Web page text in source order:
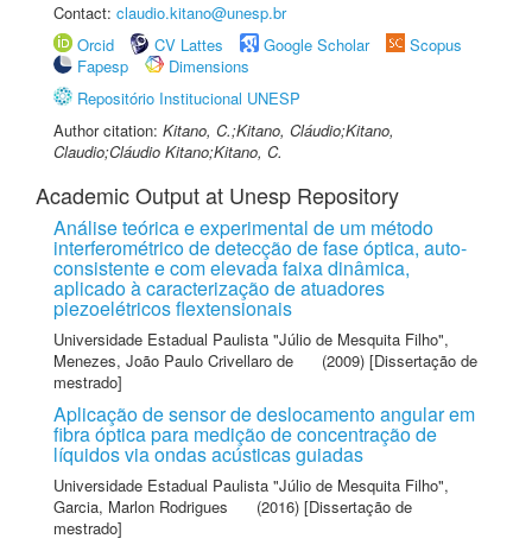
Contact: claudio.kitano@unesp.br
Orcid
CV Lattes Google Scholar
Scopus
Fapesp
Dimensions
Repositório Institucional UNESP
Author citation: Kitano, C.;Kitano, Cláudio;Kitano,
Claudio;Cláudio Kitano;Kitano, C.
Academic Output at Unesp Repository
Análise teórica e experimental de um método
interferométrico de detecção de fase óptica, auto-
consistente e com elevada faixa dinâmica,
aplicado à caracterização de atuadores
piezoelétricos flextensionais
Universidade Estadual Paulista "Júlio de Mesquita Filho",
Menezes, João Paulo Crivellaro de
(2009) [Dissertação de
mestrado]
Aplicação de sensor de deslocamento angular em
fibra óptica para medição de concentração de
líquidos via ondas acústicas guiadas
Universidade Estadual Paulista "Júlio de Mesquita Filho",
Garcia, Marlon Rodrigues
(2016) [Dissertação de
mestrado]